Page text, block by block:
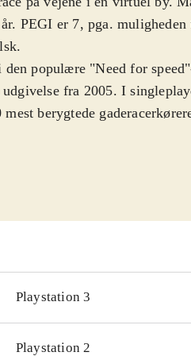
PEGI er 7, pga.
.
populære "Need for
fra 2005. I
berygtede
off-road. For at få lov at
er placeret rundt omkring i
at slå dem. I den
at køre race i vidt forskellige
Playstation 3
Playstation 2